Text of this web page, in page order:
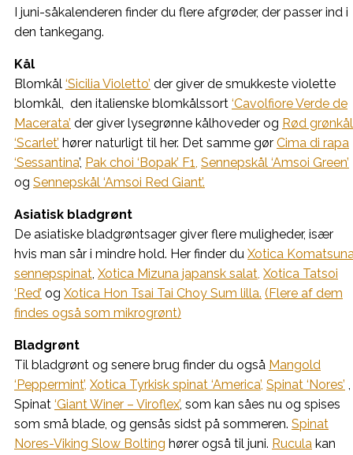
I juni-såkalenderen finder du flere afgrøder, der passer ind i
den tankegang.
Kål
Blomkål ‘Sicilia Violetto’ der giver de smukkeste violette
blomkål, den italienske blomkålssort ‘Cavolfiore Verde de
Macerata’ der giver lysegrønne kålhoveder og Rød grønkål
‘Scarlet’ hører naturligt til her. Det samme gør Cima di rapa
‘Sessantina’, Pak choi ‘Bopak’ F1, Sennepskål ‘Amsoi Green’
og Sennepskål ‘Amsoi Red Giant’.
Asiatisk bladgrønt
De asiatiske bladgrøntsager giver flere muligheder, især
hvis man sår i mindre hold. Her finder du Xotica
sennepspinat Xotica Mizuna japansk salat, Xotica Tatsoi
‘Red’ og Xotica Hon Tsai Tai Choy Sum lilla. (Flere af dem
findes også som mikrogrønt)
Bladgrønt
Til bladgrønt og senere brug finder du også Mangold
‘Peppermint’, Xotica Tyrkisk spinat ‘America’, Spinat ‘Nores’
Spinat ‘Giant Winer – Viroflex’, som kan såes nu og spises
som små blade, og gensås sidst på sommeren. Spinat
Nores-Viking Slow Bolting hører også til juni. Rucula kan